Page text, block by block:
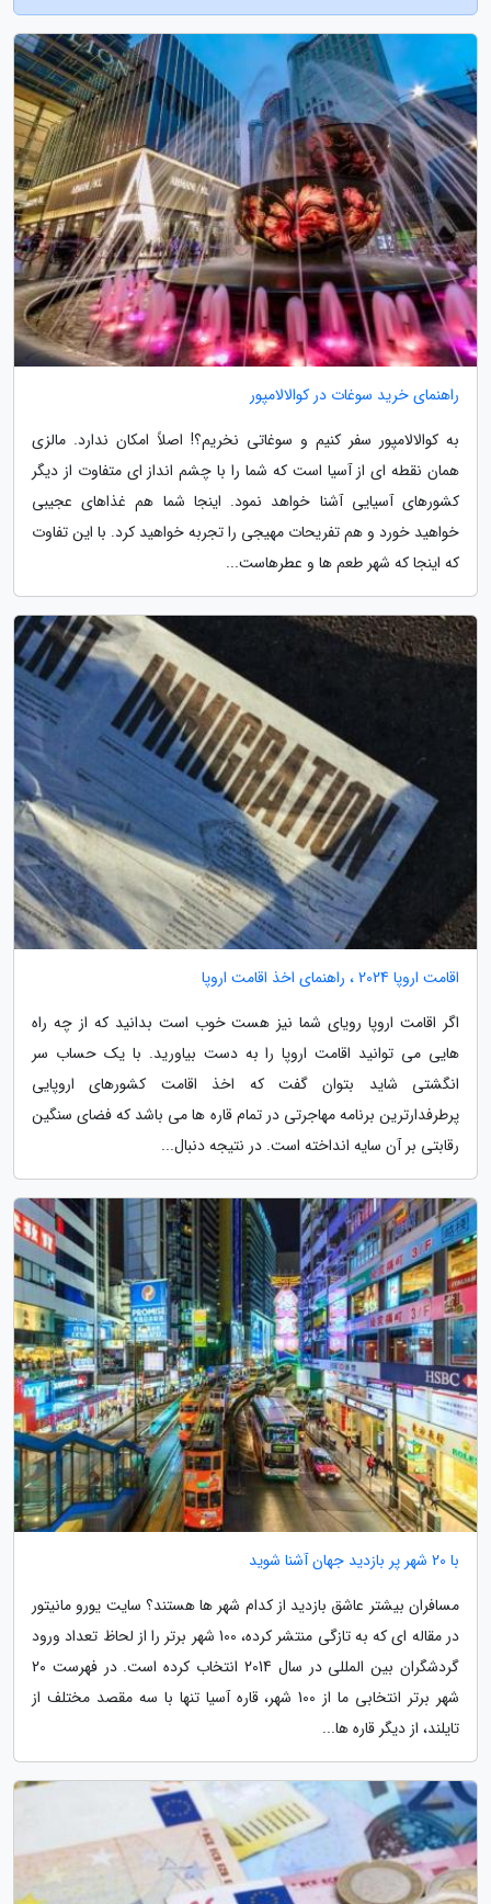
راهنمای خرید سوغات در کوالالامپور
به کوالالامپور سفر کنیم و سوغاتی نخریم؟! اصلاً امکان ندارد. مالزی
همان نقطه ای از آسیا است که شما را با چشم انداز ای متفاوت از دیگر
کشورهای آسیایی آشنا خواهد نمود. اینجا شما هم غذاهای عجیبی
خواهید خورد و هم تفریحات مهیجی را تجربه خواهید کرد. با این تفاوت
که اینجا که شهر طعم ها و عطرهاست...
اقامت اروپا 2024 ، راهنمای اخذ اقامت اروپا
اگر اقامت اروپا رویای شما نیز هست خوب است بدانید که از چه راه
هایی می توانید اقامت اروپا را به دست بیاورید. با یک حساب سر
انگشتی شاید بتوان گفت که اخذ اقامت کشورهای اروپایی
پرطرفدارترین برنامه مهاجرتی در تمام قاره ها می باشد که فضای سنگین
رقابتی بر آن سایه انداخته است. در نتیجه دنبال...
با 20 شهر پر بازدید جهان آشنا شوید
مسافران بیشتر عاشق بازدید از کدام شهر ها هستند؟ سایت یورو مانیتور
در مقاله ای که به تازگی منتشر کرده، 100 شهر برتر را از لحاظ تعداد ورود
گردشگران بین المللی در سال 2014 انتخاب کرده است. در فهرست 20
شهر برتر انتخابی ما از 100 شهر، قاره آسیا تنها با سه مقصد مختلف از
تایلند، از دیگر قاره ها...